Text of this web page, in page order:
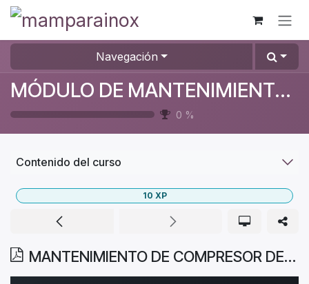
Ir al contenido
Navegación
MÓDULO DE MANTENIMIENTO DE MÁQUINAS
0 %
Contenido del curso
MANTENIMIENTO DE COMPRESOR DE TORNILLO LUBRICADO POR ACEITE
10 XP